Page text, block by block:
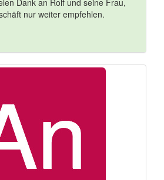
Dank an Rolf und seine Frau,
nur weiter empfehlen.